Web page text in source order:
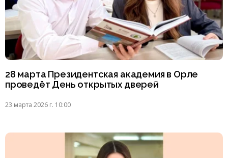
28 марта Президентская академия в Орле
проведёт День открытых дверей
23 марта 2026 г. 10:00